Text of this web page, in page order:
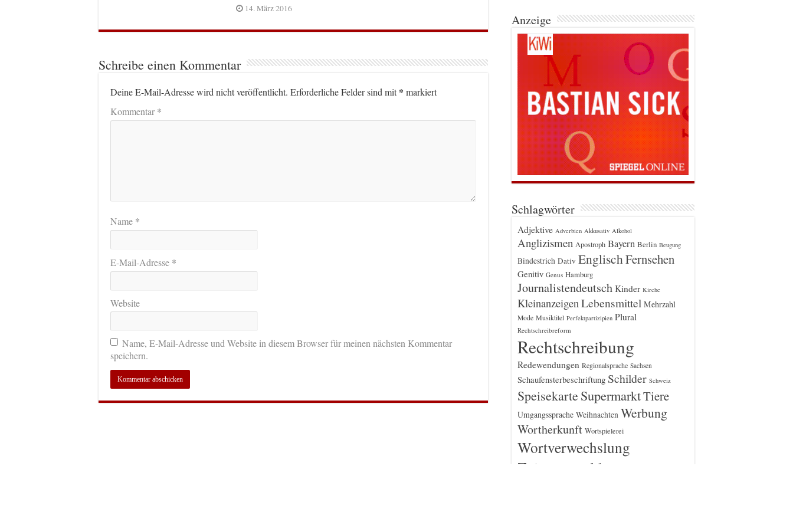
14. März 2016
Schreibe einen Kommentar
Deine E-Mail-Adresse wird nicht veröffentlicht. Erforderliche Felder sind mit* markiert
Kommentar*
Name *
E-Mail-Adresse *
Website
Name, E-Mail-Adresse und Website in diesem Browser für meinen nächsten Kommentar
speichern.
Anzeige
Schlagwörter
Adjektive Adverbien Akkusativ Alkohol
Anglizismen Apostroph Bayern Berlin Beugung
Bindestrich Dativ EnglischFernsehen
Genitiv Genus Hamburg
Journalistendeutsch Kinder Kirche
Kleinanzeigen Lebensmittel Mehrzahl
Mode Musiktitel Perfektpartizipien Plural
Rechtschreibreform
Rechtschreibung
Redewendungen Regionalsprache Sachsen
Schaufensterbeschriftung Schilder Schweiz
Speisekarte SupermarktTiere
Umgangssprache Weihnachten Werbung
Wortherkunft Wortspielerei
Wortverwechslung
Zeitungsmeldung